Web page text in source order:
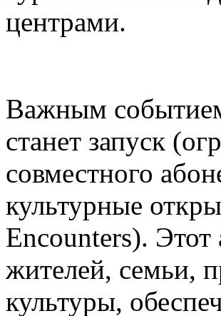
центрами.
Важным
станет запуск
совместного
культурные
Encounters).
жителей, семьи,
культуры,